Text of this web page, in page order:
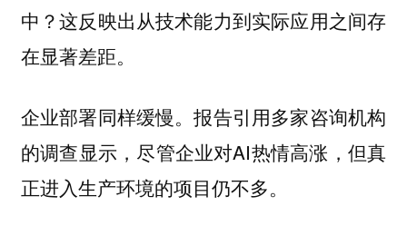
中？这反映出从技术能力到实际应用之间存
在显著差距。
企业部署同样缓慢。报告引用多家咨询机构
的调查显示，尽管企业对AI热情高涨，但真
正进入生产环境的项目仍不多。